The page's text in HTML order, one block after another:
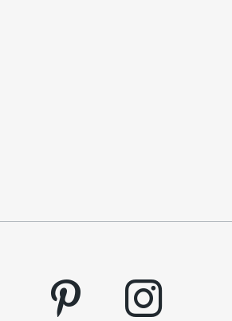
pinterest instagram